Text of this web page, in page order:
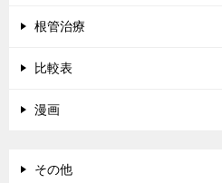
根管治療
比較表
漫画
その他